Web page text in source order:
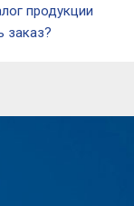
продукции
заказ?